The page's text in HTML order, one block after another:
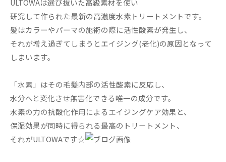
ULTOWAは選び抜いた高級素材を使い
研究して作られた最新の高濃度水素トリートメントです。
髪はカラーやパーマの施術の際に活性酸素が発生し、
それが増え過ぎてしまうとエイジング(老化)の原因となって
しまいます。
「水素」はその毛髪内部の活性酸素に反応し、
水分へと変化させ無害化できる唯一の成分です。
水素の力の抗酸化作用によるエイジングケア効果と、
保湿効果が同時に得られる最高のトリートメント、
それがULTOWAです☆